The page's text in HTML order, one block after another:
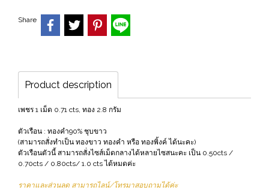
Share
Product description
เพชร 1 เม็ด 0.71 cts, ทอง 2.8 กรัม
ตัวเรือน : ทองคำ90% ชุบขาว
(สามารถสั่งทำเป็น ทองขาว ทองคำ หรือ ทองพิ้งค์ ได้นะคะ)
ตัวเรือนตัวนี้ สามารถสั่งไซส์เม็ดกลางได้หลายไซสนะคะ เป็น 0.50cts /
0.70cts / 0.80cts/ 1.0 cts ได้หมดค่ะ
ราคาและส่วนลด สามารถไลน์/โทรมาสอบถามได้ค่ะ